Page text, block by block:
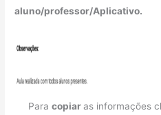
aluno/professor/Aplicativo.
Para copiaras informações